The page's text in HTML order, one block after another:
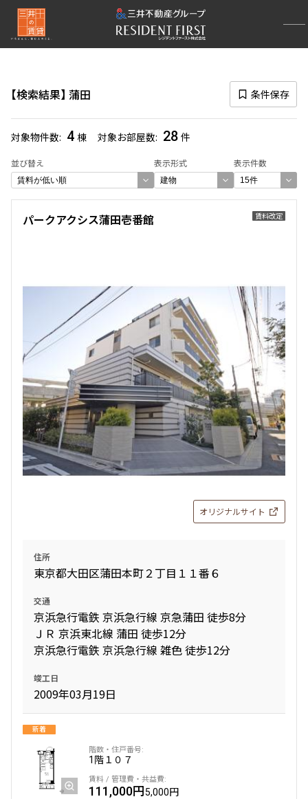
検索結果 蒲田 条件保存
対象物件数 4 棟 対象お部屋数 28 件
並び替え 表示形式 表示件数
再検索ナビゲーション
選択中の路線
京浜東北線
(543)
選択中の駅
蒲田
(28)
選び方を変更する
検索対象お部屋数
28件
お部屋を再検索
検索結果の絞り込み
管理費/共益費含む
礼金なし
敷金なし
礼金１ヶ月以下
フリーレント付き
間取り
1R〜1K
2LDK
専有面積
〜
賃料改定
パークアクシス蒲田壱番館
オリジナルサイト
住所
東京都大田区蒲田本町２丁目１１番６
交通
京浜急行電鉄 京浜急行線 京急蒲田 徒歩8分
ＪＲ 京浜東北線 蒲田 徒歩12分
京浜急行電鉄 京浜急行線 雑色 徒歩12分
竣工日
2009年03月19日
新着
1階１０７
111,000円5,000円